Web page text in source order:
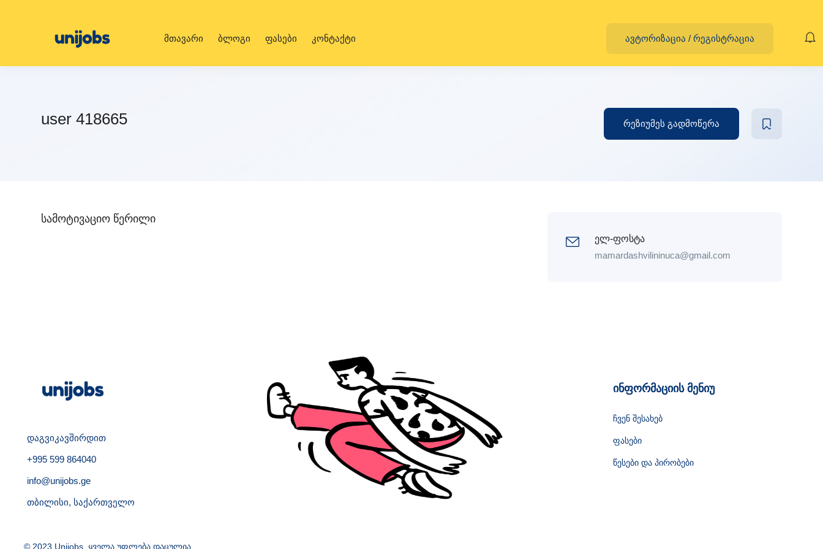
მთავარი ბლოგი ფასები კონტაქტი ავტორიზაცია / რეგისტრაცია
user 418665 რეზიუმეს გადმოწერა
სამოტივაციო წერილი
ელ-ფოსტა
mamardashvilininuca@gmail.com
დაგვიკავშირდით
+995 599 864040
info@unijobs.ge
თბილისი, საქართველო
ინფორმაციის მენიუ
ჩვენ შესახებ
ფასები
წესები და პირობები
© 2023 Unijobs. ყველა უფლება დაცულია.